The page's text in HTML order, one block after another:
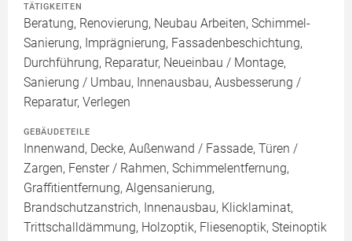
TÄTIGKEITEN
Beratung, Renovierung, Neubau Arbeiten, Schimmel-
Sanierung, Imprägnierung, Fassadenbeschichtung,
Durchführung, Reparatur, Neueinbau / Montage,
Sanierung / Umbau, Innenausbau, Ausbesserung /
Reparatur, Verlegen
GEBÄUDETEILE
Innenwand, Decke, Außenwand / Fassade, Türen /
Zargen, Fenster / Rahmen, Schimmelentfernung,
Graffitientfernung, Algensanierung,
Brandschutzanstrich, Innenausbau, Klicklaminat,
Trittschalldämmung, Holzoptik, Fliesenoptik, Steinoptik